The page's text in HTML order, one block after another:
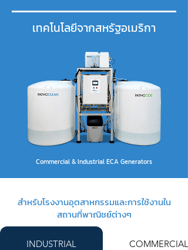
เทคโนโลยีจากสหรัฐอเมริกา
Commercial & Industrial ECA Generators
สำหรับโรงงานอุตสาหกรรมและการใช้งานใน
สถานที่พาณิชย์ต่างๆ
INDUSTRIAL COMMERCIAL